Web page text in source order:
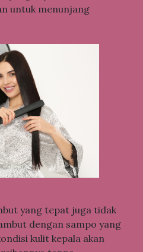
untuk menunjang
yang tepat juga tidak
dengan sampo yang
kulit kepala akan